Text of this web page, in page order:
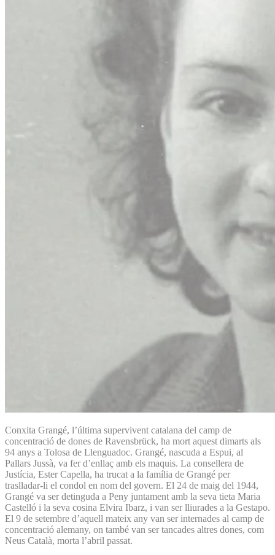
Conxita Grangé, l’última supervivent catalana del camp de
concentració de dones de Ravensbrück, ha mort aquest dimarts als
94 anys a Tolosa de Llenguadoc. Grangé, nascuda a Espui, al
Pallars Jussà, va fer d’enllaç amb els maquis. La consellera de
Justícia, Ester Capella, ha trucat a la família de Grangé per
traslladar-li el condol en nom del govern. El 24 de maig del 1944,
Grangé va ser detinguda a Peny juntament amb la seva tieta Maria
Castelló i la seva cosina Elvira Ibarz, i van ser lliurades a la Gestapo.
El 9 de setembre d’aquell mateix any van ser internades al camp de
concentració alemany, on també van ser tancades altres dones, com
Neus Català, morta l’abril passat.